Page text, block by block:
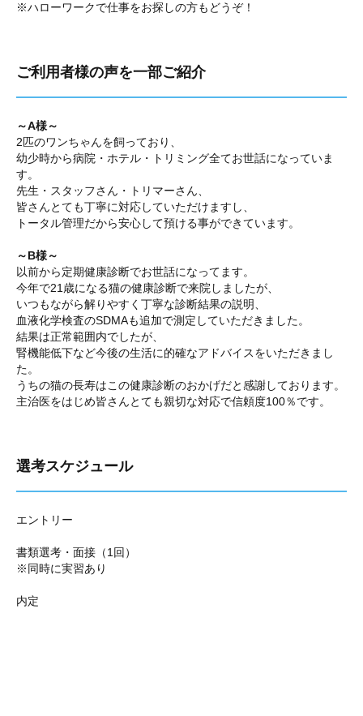
※ハローワークで仕事をお探しの方もどうぞ！
ご利用者様の声を一部ご紹介
～A様～
2匹のワンちゃんを飼っており、
幼少時から病院・ホテル・トリミング全てお世話になっていま
す。
先生・スタッフさん・トリマーさん、
皆さんとても丁寧に対応していただけますし、
トータル管理だから安心して預ける事ができています。
～B様～
以前から定期健康診断でお世話になってます。
今年で21歳になる猫の健康診断で来院しましたが、
いつもながら解りやすく丁寧な診断結果の説明、
血液化学検査のSDMAも追加で測定していただきました。
結果は正常範囲内でしたが、
腎機能低下など今後の生活に的確なアドバイスをいただきまし
た。
うちの猫の長寿はこの健康診断のおかげだと感謝しております。
主治医をはじめ皆さんとても親切な対応で信頼度100％です。
選考スケジュール
エントリー
書類選考・面接（1回）
※同時に実習あり
内定